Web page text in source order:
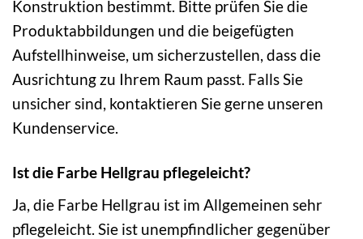
Konstruktion bestimmt. Bitte prüfen Sie die
Produktabbildungen und die beigefügten
Aufstellhinweise, um sicherzustellen, dass die
Ausrichtung zu Ihrem Raum passt. Falls Sie
unsicher sind, kontaktieren Sie gerne unseren
Kundenservice.
Ist die Farbe Hellgrau pflegeleicht?
Ja, die Farbe Hellgrau ist im Allgemeinen sehr
pflegeleicht. Sie ist unempfindlicher gegenüber